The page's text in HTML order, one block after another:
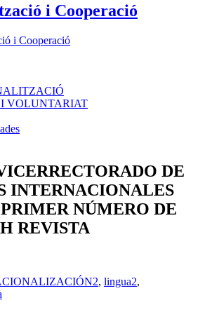
i Cooperació
i Cooperació
VOLUNTARIAT
DE
INTERNACIONALES
NÚMERO DE
REVISTA
, lingua2,